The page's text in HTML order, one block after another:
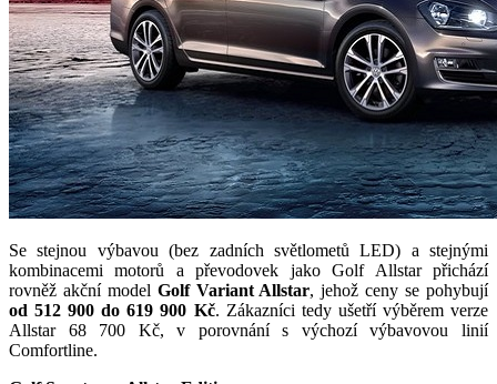
Se stejnou výbavou (bez zadních světlometů LED) a stejnými
kombinacemi motorů a převodovek jako Golf Allstar přichází
rovněž akční model Golf Variant Allstar, jehož ceny se pohybují
od 512 900 do 619 900 Kč. Zákazníci tedy ušetří výběrem verze
Allstar 68 700 Kč, v porovnání s výchozí výbavovou linií
Comfortline.